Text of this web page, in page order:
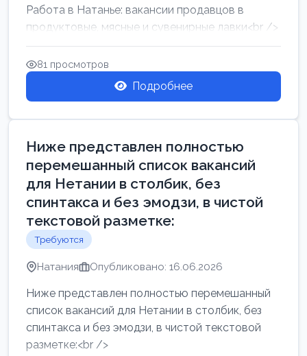
Работа в Натанье: вакансии продавцов в
продуктовые, мясные и сувенирные лавки<br />
Разнорабочий на сборку м...
81 просмотров
Подробнее
Ниже представлен полностью
перемешанный список вакансий
для Нетании в столбик, без
спинтакса и без эмодзи, в чистой
текстовой разметке:
Требуются
Натания Опубликовано: 16.06.2026
Ниже представлен полностью перемешанный
список вакансий для Нетании в столбик, без
спинтакса и без эмодзи, в чистой текстовой
разметке:<br />